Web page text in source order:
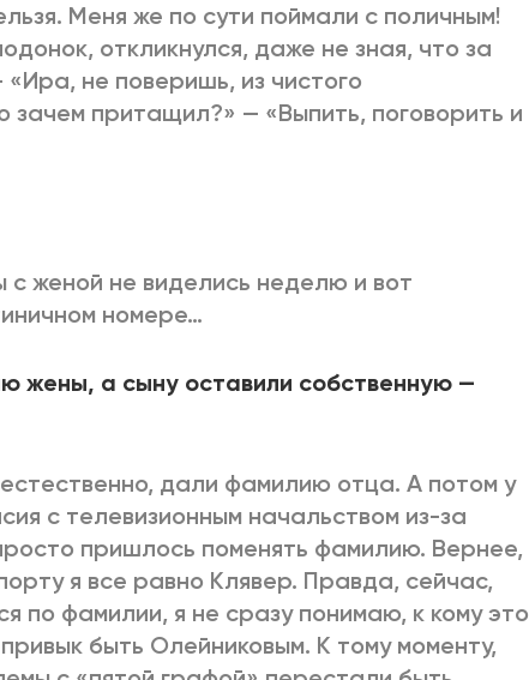
Меня же по сути поймали с поличным!
откликнулся, даже не зная, что за
не поверишь, из чистого
зачем притащил?» — «Выпить, поговорить и
женой не виделись неделю и вот
номере…
жены, а сыну оставили собственную —
дали фамилию отца. А потом у
с телевизионным начальством из-за
пришлось поменять фамилию. Вернее,
я все равно Клявер. Правда, сейчас,
по фамилии, я не сразу понимаю, к кому это
быть Олейниковым. К тому моменту,